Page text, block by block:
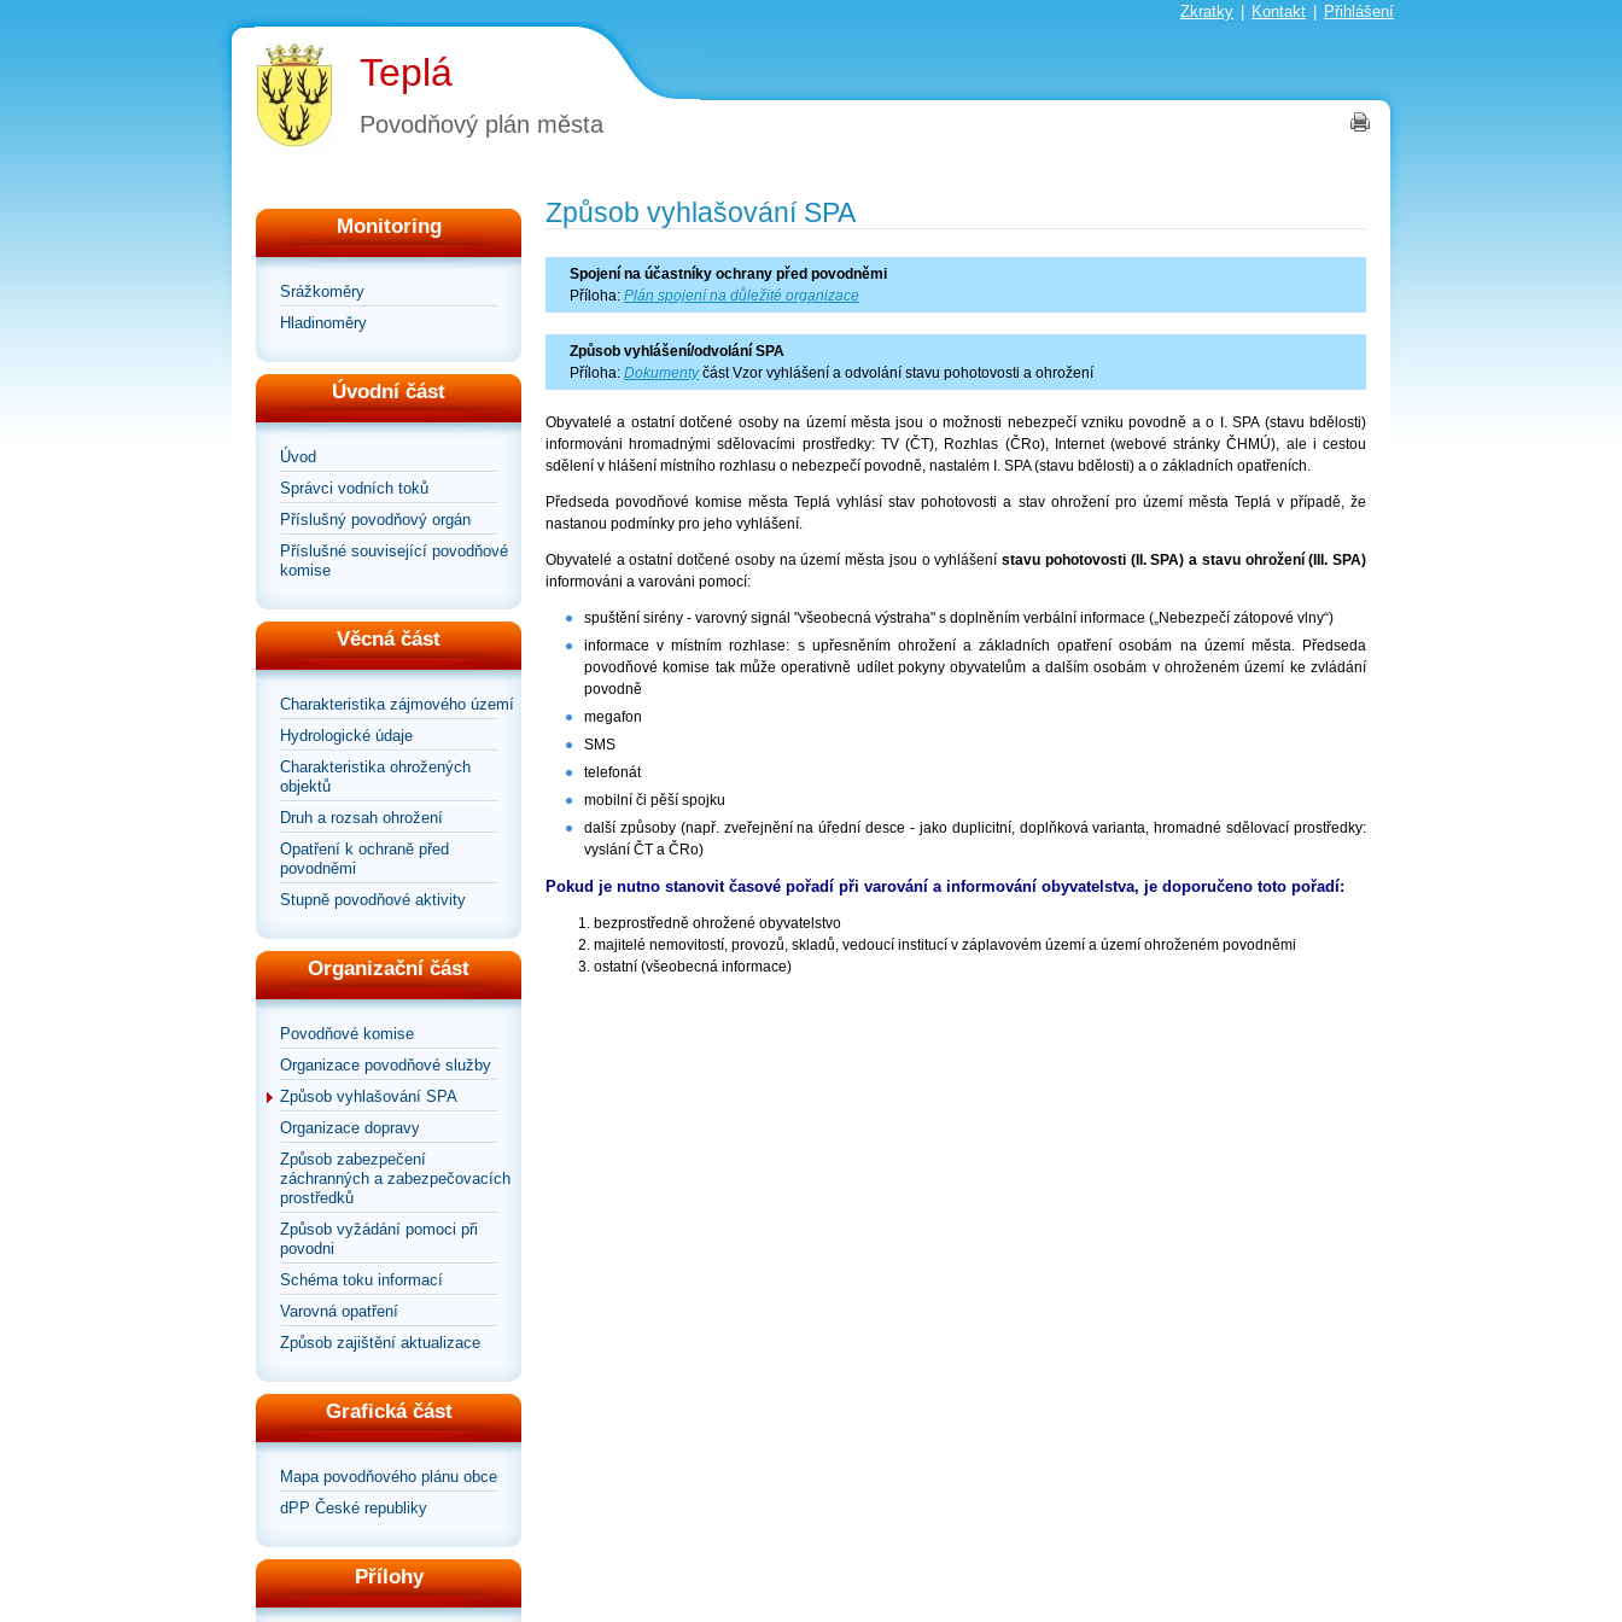
Zkratky Kontakt Přihlášení
Teplá
Povodňový plán města
Monitoring
Srážkoměry
Hladinoměry
Úvodní část
Úvod
Správci vodních toků
Příslušný povodňový orgán
Příslušné související povodňové
komise
Věcná část
Charakteristika zájmového území
Hydrologické údaje
Charakteristika ohrožených
objektů
Druh a rozsah ohrožení
Opatření k ochraně před
povodněmi
Stupně povodňové aktivity
Organizační část
Povodňové komise
Organizace povodňové služby
Způsob vyhlašování SPA
Organizace dopravy
Způsob zabezpečení
záchranných a zabezpečovacích
prostředků
Způsob vyžádání pomoci při
povodni
Schéma toku informací
Varovná opatření
Způsob zajištění aktualizace
Grafická část
Mapa povodňového plánu obce
dPP České republiky
Přílohy
Způsob vyhlašování SPA
Spojení na účastníky ochrany před povodněmi
Příloha: Plán spojení na důležité organizace
Způsob vyhlášení/odvolání SPA
Příloha: Dokumentyčást Vzor vyhlášení a odvolání stavu pohotovosti a ohrožení
Obyvatelé a ostatní dotčené osoby na území města jsou o možnosti nebezpečí vzniku povodně a o I. SPA (stavu bdělosti)
informováni hromadnými sdělovacími prostředky: TV (ČT), Rozhlas (ČRo), Internet (webové stránky ČHMÚ), ale i cestou
sdělení v hlášení místního rozhlasu o nebezpečí povodně, nastalém I. SPA (stavu bdělosti) a o základních opatřeních.
Předseda povodňové komise města Teplá vyhlásí stav pohotovosti a stav ohrožení pro území města Teplá v případě, že
nastanou podmínky pro jeho vyhlášení.
Obyvatelé a ostatní dotčené osoby na území města jsou o vyhlášení stavu pohotovosti (II. SPA) a stavu ohrožení (III. SPA)
informováni a varováni pomocí:
spuštění sirény - varovný signál "všeobecná výstraha" s doplněním verbální informace („Nebezpečí zátopové vlny“)
informace v místním rozhlase: s upřesněním ohrožení a základních opatření osobám na území města. Předseda
povodňové komise tak může operativně udílet pokyny obyvatelům a dalším osobám v ohroženém území ke zvládání
povodně
megafon
SMS
telefonát
mobilní či pěší spojku
další způsoby (např. zveřejnění na úřední desce - jako duplicitní, doplňková varianta, hromadné sdělovací prostředky:
vyslání ČT a ČRo)
Pokud je nutno stanovit časové pořadí při varování a informování obyvatelstva, je doporučeno toto pořadí:
bezprostředně ohrožené obyvatelstvo
majitelé nemovitostí, provozů, skladů, vedoucí institucí v záplavovém území a území ohroženém povodněmi
ostatní (všeobecná informace)